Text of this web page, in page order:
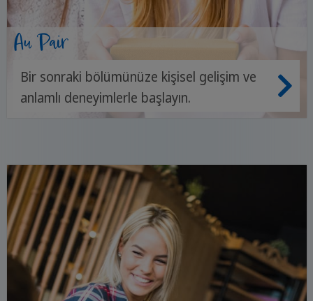
Au Pair
Bir sonraki bölümünüze kişisel gelişim ve
anlamlı deneyimlerle başlayın.